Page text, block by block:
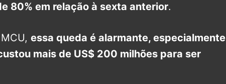
80% em relação à sexta anterior.
essa queda é alarmante, especialmente
mais de US$ 200 milhões para ser